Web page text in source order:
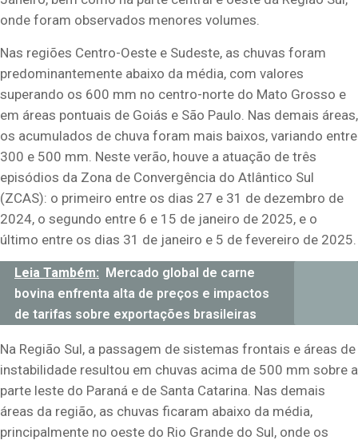
onde foram observados menores volumes.
Nas regiões Centro-Oeste e Sudeste, as chuvas foram
predominantemente abaixo da média, com valores
superando os 600 mm no centro-norte do Mato Grosso e
em áreas pontuais de Goiás e São Paulo. Nas demais áreas,
os acumulados de chuva foram mais baixos, variando entre
300 e 500 mm. Neste verão, houve a atuação de três
episódios da Zona de Convergência do Atlântico Sul
(ZCAS): o primeiro entre os dias 27 e 31 de dezembro de
2024, o segundo entre 6 e 15 de janeiro de 2025, e o
último entre os dias 31 de janeiro e 5 de fevereiro de 2025.
Leia Também: Mercado global de carne
bovina enfrenta alta de preços e impactos
de tarifas sobre exportações brasileiras
Na Região Sul, a passagem de sistemas frontais e áreas de
instabilidade resultou em chuvas acima de 500 mm sobre a
parte leste do Paraná e de Santa Catarina. Nas demais
áreas da região, as chuvas ficaram abaixo da média,
principalmente no oeste do Rio Grande do Sul, onde os